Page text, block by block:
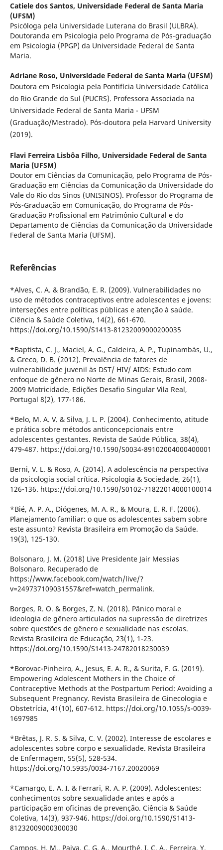
Catiele dos Santos, Universidade Federal de Santa Maria
(UFSM)
Psicóloga pela Universidade Luterana do Brasil (ULBRA).
Doutoranda em Psicologia pelo Programa de Pós-graduação
em Psicologia (PPGP) da Universidade Federal de Santa
Maria.
Adriane Roso, Universidade Federal de Santa Maria (UFSM)
Doutora em Psicologia pela Pontifícia Universidade Católica
do Rio Grande do Sul (PUCRS). Professora Associada na
Universidade Federal de Santa Maria - UFSM
(Graduação/Mestrado). Pós-doutora pela Harvard University
(2019).
Flavi Ferreira Lisbôa Filho, Universidade Federal de Santa
Maria (UFSM)
Doutor em Ciências da Comunicação, pelo Programa de Pós-
Graduação em Ciências da Comunicação da Universidade do
Vale do Rio dos Sinos (UNISINOS). Professor do Programa de
Pós-Graduação em Comunicação, do Programa de Pós-
Graduação Profissional em Patrimônio Cultural e do
Departamento de Ciências da Comunicação da Universidade
Federal de Santa Maria (UFSM).
Referências
*Alves, C. A. & Brandão, E. R. (2009). Vulnerabilidades no
uso de métodos contraceptivos entre adolescentes e jovens:
interseções entre políticas públicas e atenção à saúde.
Ciência & Saúde Coletiva, 14(2), 661-670.
https://doi.org/10.1590/S1413-81232009000200035
*Baptista, C. J., Maciel, A. G., Caldeira, A. P., Tupinambás, U.,
& Greco, D. B. (2012). Prevalência de fatores de
vulnerabilidade juvenil às DST/ HIV/ AIDS: Estudo com
enfoque de gênero no Norte de Minas Gerais, Brasil, 2008-
2009 Motricidade, Edições Desafio Singular Vila Real,
Portugal 8(2), 177-186.
*Belo, M. A. V. & Silva, J. L. P. (2004). Conhecimento, atitude
e prática sobre métodos anticoncepcionais entre
adolescentes gestantes. Revista de Saúde Pública, 38(4),
479-487. https://doi.org/10.1590/S0034-89102004000400001
Berni, V. L. & Roso, A. (2014). A adolescência na perspectiva
da psicologia social crítica. Psicologia & Sociedade, 26(1),
126-136. https://doi.org/10.1590/S0102-71822014000100014
*Bié, A. P. A., Diógenes, M. A. R., & Moura, E. R. F. (2006).
Planejamento familiar: o que os adolescentes sabem sobre
este assunto? Revista Brasileira em Promoção da Saúde.
19(3), 125-130.
Bolsonaro, J. M. (2018) Live Presidente Jair Messias
Bolsonaro. Recuperado de
https://www.facebook.com/watch/live/?
v=249737109031557&ref=watch_permalink.
Borges, R. O. & Borges, Z. N. (2018). Pânico moral e
ideologia de gênero articulados na supressão de diretrizes
sobre questões de gênero e sexualidade nas escolas.
Revista Brasileira de Educação, 23(1), 1-23.
https://doi.org/10.1590/S1413-24782018230039
*Borovac-Pinheiro, A., Jesus, E. A. R., & Surita, F. G. (2019).
Empowering Adolescent Mothers in the Choice of
Contraceptive Methods at the Postpartum Period: Avoiding a
Subsequent Pregnancy. Revista Brasileira de Ginecologia e
Obstetrícia, 41(10), 607-612. https://doi.org/10.1055/s-0039-
1697985
*Brêtas, J. R. S. & Silva, C. V. (2002). Interesse de escolares e
adolescentes sobre corpo e sexualidade. Revista Brasileira
de Enfermagem, 55(5), 528-534.
https://doi.org/10.5935/0034-7167.20020069
*Camargo, E. A. I. & Ferrari, R. A. P. (2009). Adolescentes:
conhecimentos sobre sexualidade antes e após a
participação em oficinas de prevenção. Ciência & Saúde
Coletiva, 14(3), 937-946. https://doi.org/10.1590/S1413-
81232009000300030
Campos, H. M., Paiva, C. G. A., Mourthé, I. C. A., Ferreira, Y.